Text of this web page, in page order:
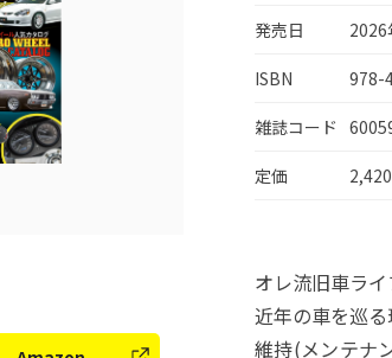
発売日 2026
ISBN 978-
雑誌コード
定価
オレ流旧車ラ
近年の車を巡
維持(メンテナ